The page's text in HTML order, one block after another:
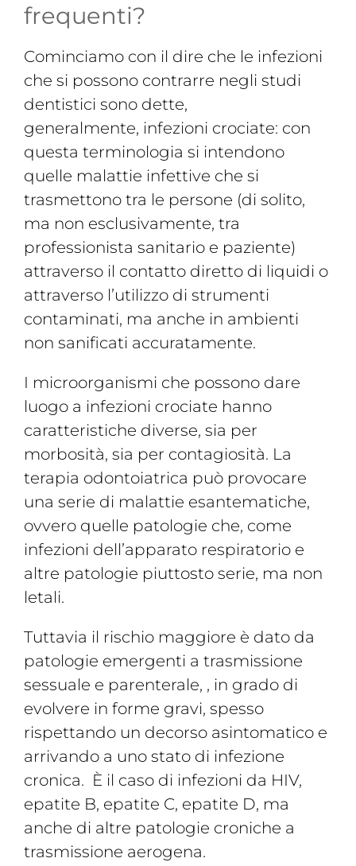
frequenti?
Cominciamo con il dire che le infezioni
che si possono contrarre negli studi
dentistici sono dette,
generalmente, infezioni crociate: con
questa terminologia si intendono
quelle malattie infettive che si
trasmettono tra le persone (di solito,
ma non esclusivamente, tra
professionista sanitario e paziente)
attraverso il contatto diretto di liquidi o
attraverso l’utilizzo di strumenti
contaminati, ma anche in ambienti
non sanificati accuratamente.
I microorganismi che possono dare
luogo a infezioni crociate hanno
caratteristiche diverse, sia per
morbosità, sia per contagiosità. La
terapia odontoiatrica può provocare
una serie di malattie esantematiche,
ovvero quelle patologie che, come
infezioni dell’apparato respiratorio e
altre patologie piuttosto serie, ma non
letali.
Tuttavia il rischio maggiore è dato da
patologie emergenti a trasmissione
sessuale e parenterale, , in grado di
evolvere in forme gravi, spesso
rispettando un decorso asintomatico e
arrivando a uno stato di infezione
cronica. È il caso di infezioni da HIV,
epatite B, epatite C, epatite D, ma
anche di altre patologie croniche a
trasmissione aerogena.